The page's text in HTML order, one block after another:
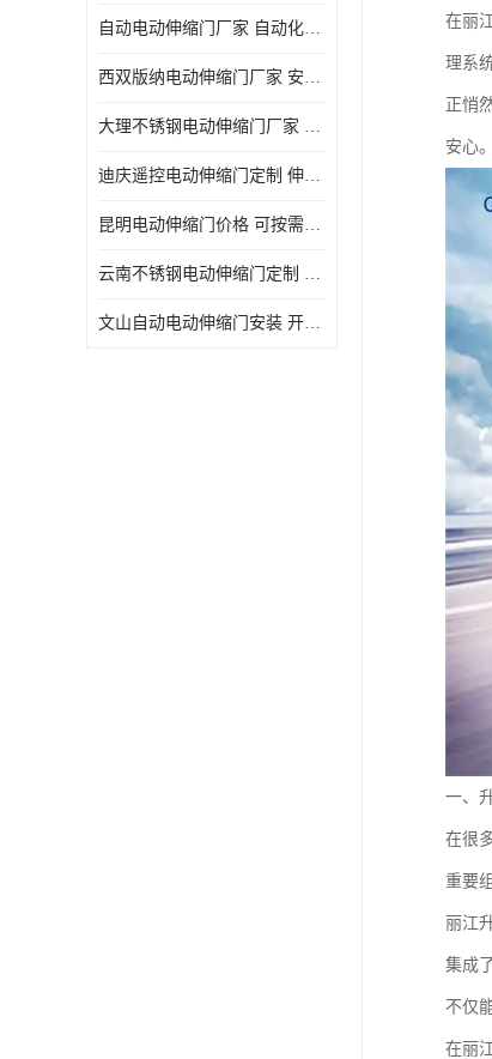
自动电动伸缩门厂家 自动化操作
西双版纳电动伸缩门厂家 安全性高
大理不锈钢电动伸缩门厂家 适合狭窄通道
迪庆遥控电动伸缩门定制 伸缩结构设计
昆明电动伸缩门价格 可按需定制
云南不锈钢电动伸缩门定制 自动化操作
文山自动电动伸缩门安装 开启后占用空间小
在丽
理系
正悄
安心。
一、
在很
重要
丽江
集成
不仅
在丽